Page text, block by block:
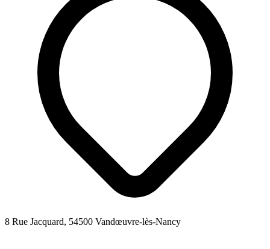
8 Rue Jacquard, 54500 Vandœuvre-lès-Nancy